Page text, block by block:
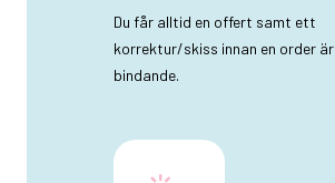
Du får alltid en offert samt ett
korrektur/skiss innan en order är
bindande.